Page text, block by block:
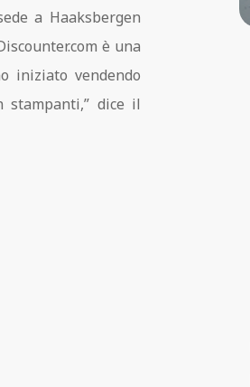
a Haaksbergen
è una
iniziato vendendo
stampanti,” dice il